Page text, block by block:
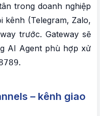
trong doanh nghiệp
kênh (Telegram, Zalo,
trước. Gateway sẽ
AI Agent phù hợp xử
.
– kênh giao